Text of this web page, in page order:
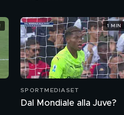
SPORTMEDIASET
Dal Mondiale alla Juve?
1 MIN